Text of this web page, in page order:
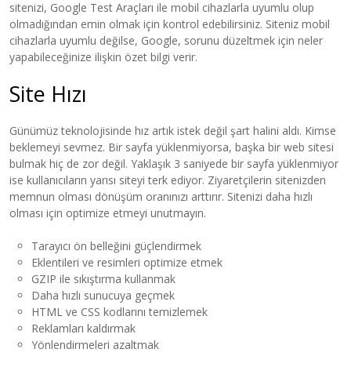
sitenizi, Google Test Araçları ile mobil cihazlarla uyumlu olup
olmadığından emin olmak için kontrol edebilirsiniz. Siteniz mobil
cihazlarla uyumlu değilse, Google, sorunu düzeltmek için neler
yapabileceğinize ilişkin özet bilgi verir.
Site Hızı
Günümüz teknolojisinde hız artık istek değil şart halini aldı. Kimse
beklemeyi sevmez. Bir sayfa yüklenmiyorsa, başka bir web sitesi
bulmak hiç de zor değil. Yaklaşık 3 saniyede bir sayfa yüklenmiyor
ise kullanıcıların yarısı siteyi terk ediyor. Ziyaretçilerin sitenizden
memnun olması dönüşüm oranınızı arttırır. Sitenizi daha hızlı
olması için optimize etmeyi unutmayın.
Tarayıcı ön belleğini güçlendirmek
Eklentileri ve resimleri optimize etmek
GZIP ile sıkıştırma kullanmak
Daha hızlı sunucuya geçmek
HTML ve CSS kodlarını temizlemek
Reklamları kaldırmak
Yönlendirmeleri azaltmak